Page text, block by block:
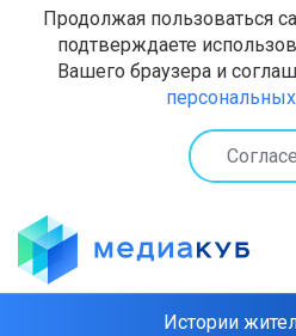
Продолжая пользоваться
подтверждаете
Вашего браузера и
Истории